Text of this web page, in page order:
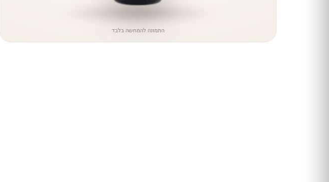
התמונה להמחשה בלבד